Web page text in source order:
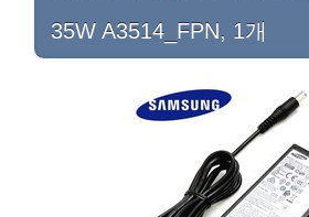
35W A3514_FPN, 1개